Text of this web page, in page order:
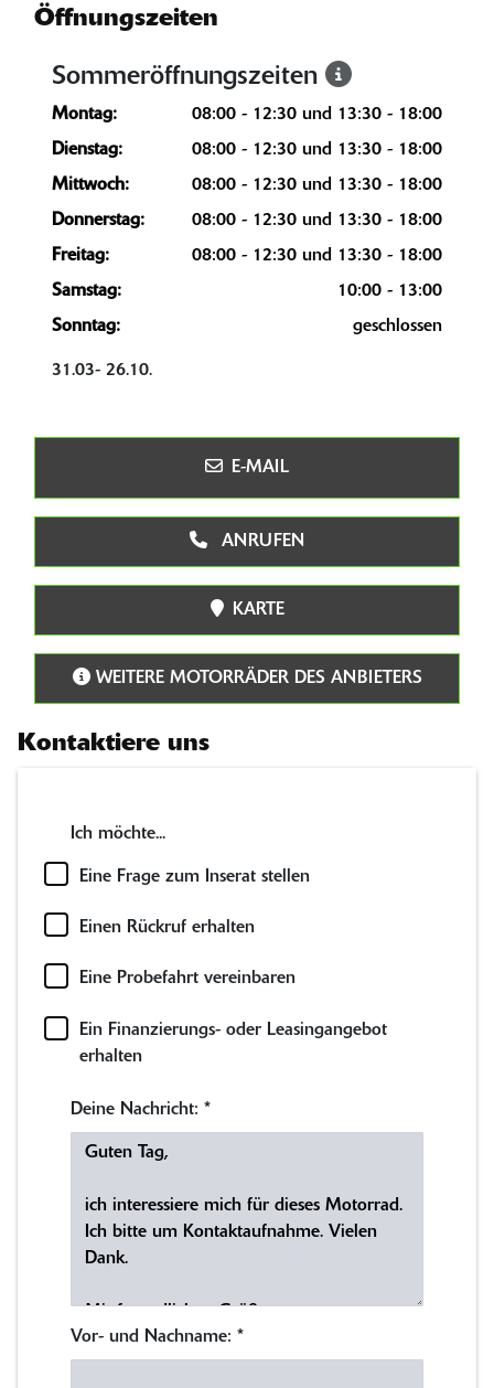
Öffnungszeiten
Sommeröffnungszeiten
Montag:
08:00 - 12:30 und 13:30 - 18:00
Dienstag:
08:00 - 12:30 und 13:30 - 18:00
Mittwoch:
08:00 - 12:30 und 13:30 - 18:00
Donnerstag:
08:00 - 12:30 und 13:30 - 18:00
Freitag:
08:00 - 12:30 und 13:30 - 18:00
Samstag:
10:00 - 13:00
Sonntag:
geschlossen
31.03- 26.10.
E-MAIL
ANRUFEN
KARTE
WEITERE MOTORRÄDER DES ANBIETERS
Kontaktiere uns
Ich möchte...
Eine Frage zum Inserat stellen
Einen Rückruf erhalten
Eine Probefahrt vereinbaren
Ein Finanzierungs- oder Leasingangebot
erhalten
Deine Nachricht: *
Vor- und Nachname: *